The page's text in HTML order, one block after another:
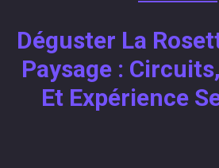
Déguster La
Paysage :
Et Expérience